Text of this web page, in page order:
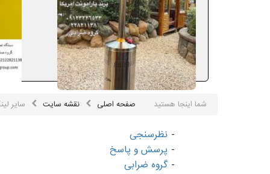
شما اینجا هستید صفحه اصلی نقشه سایت سایر
- نظرسنجی
- پرسش و پاسخ
- گروه ضرابی